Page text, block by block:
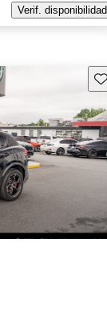
Verif. disponibilidad